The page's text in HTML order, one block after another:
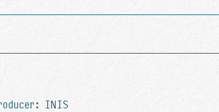
INIS